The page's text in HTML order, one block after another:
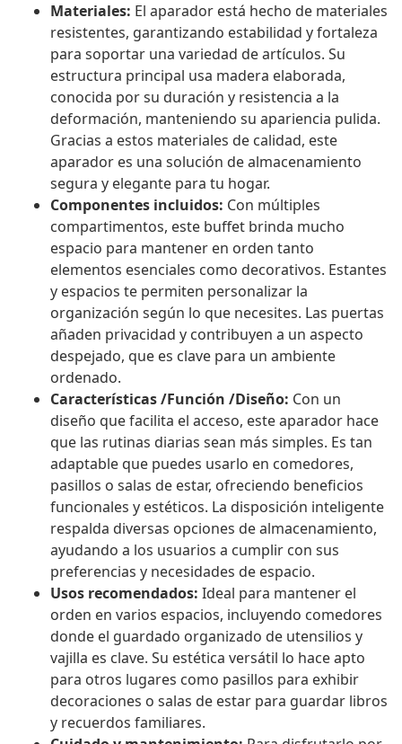
Materiales: El aparador está hecho de materiales
resistentes, garantizando estabilidad y fortaleza
para soportar una variedad de artículos. Su
estructura principal usa madera elaborada,
conocida por su duración y resistencia a la
deformación, manteniendo su apariencia pulida.
Gracias a estos materiales de calidad, este
aparador es una solución de almacenamiento
segura y elegante para tu hogar.
Componentes incluidos: Con múltiples
compartimentos, este buffet brinda mucho
espacio para mantener en orden tanto
elementos esenciales como decorativos. Estantes
y espacios te permiten personalizar la
organización según lo que necesites. Las puertas
añaden privacidad y contribuyen a un aspecto
despejado, que es clave para un ambiente
ordenado.
Características /Función /Diseño: Con un
diseño que facilita el acceso, este aparador hace
que las rutinas diarias sean más simples. Es tan
adaptable que puedes usarlo en comedores,
pasillos o salas de estar, ofreciendo beneficios
funcionales y estéticos. La disposición inteligente
respalda diversas opciones de almacenamiento,
ayudando a los usuarios a cumplir con sus
preferencias y necesidades de espacio.
Usos recomendados: Ideal para mantener el
orden en varios espacios, incluyendo comedores
donde el guardado organizado de utensilios y
vajilla es clave. Su estética versátil lo hace apto
para otros lugares como pasillos para exhibir
decoraciones o salas de estar para guardar libros
y recuerdos familiares.